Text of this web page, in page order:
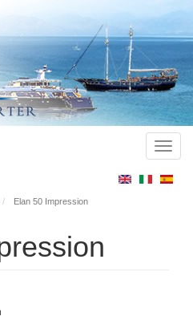
Elan 50 Impression